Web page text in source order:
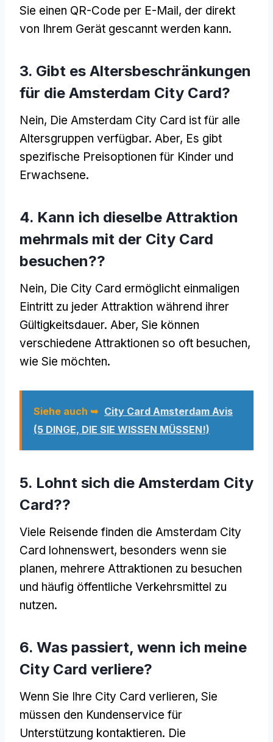
Sie einen QR-Code per E-Mail, der direkt
von Ihrem Gerät gescannt werden kann.
3. Gibt es Altersbeschränkungen
für die Amsterdam City Card?
Nein, Die Amsterdam City Card ist für alle
Altersgruppen verfügbar. Aber, Es gibt
spezifische Preisoptionen für Kinder und
Erwachsene.
4. Kann ich dieselbe Attraktion
mehrmals mit der City Card
besuchen??
Nein, Die City Card ermöglicht einmaligen
Eintritt zu jeder Attraktion während ihrer
Gültigkeitsdauer. Aber, Sie können
verschiedene Attraktionen so oft besuchen,
wie Sie möchten.
Siehe auch ➥ City Card Amsterdam Avis
(5 DINGE, DIE SIE WISSEN MÜSSEN!)
5. Lohnt sich die Amsterdam City
Card??
Viele Reisende finden die Amsterdam City
Card lohnenswert, besonders wenn sie
planen, mehrere Attraktionen zu besuchen
und häufig öffentliche Verkehrsmittel zu
nutzen.
6. Was passiert, wenn ich meine
City Card verliere?
Wenn Sie Ihre City Card verlieren, Sie
müssen den Kundenservice für
Unterstützung kontaktieren. Die